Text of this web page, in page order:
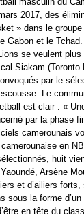
2017, des
» dans le
Gabon et le
se veulent
Siakam
par le
Le
est clair : «
par la phase
camerounais
en
huit
Arsène
et d’ailiers
sous la forme
en tête du